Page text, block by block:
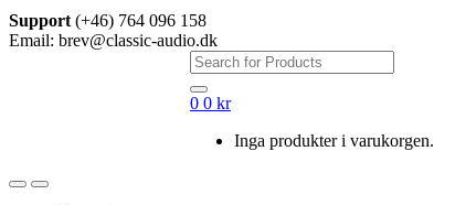
Support (+46) 764 096 158
Email: brev@classic-audio.dk
Sök
efter:
0 0 kr
Inga produkter i varukorgen.